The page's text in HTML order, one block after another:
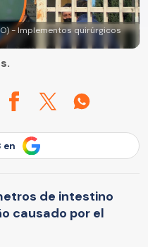
- Implementos quirúrgicos
en
de intestino
causado por el